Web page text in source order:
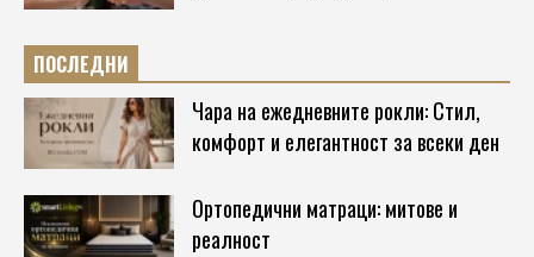
ПОСЛЕДНИ
Чара на ежедневните рокли: Стил,
комфорт и елегантност за всеки ден
Ортопедични матраци: митове и
реалност